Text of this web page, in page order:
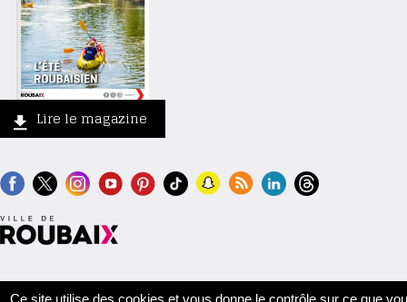
Lire le magazine
Contact Crédits Mentions légales Accessibilité
Ce site utilise des cookies et vous donne le contrôle sur ce que